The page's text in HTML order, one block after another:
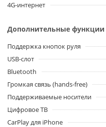
4G-интернет
Дополнительные функции
Поддержка кнопок руля
USB-слот
Bluetooth
Громкая связь (hands-free)
Поддерживаемые носители
Цифровое ТВ
CarPlay для iPhone